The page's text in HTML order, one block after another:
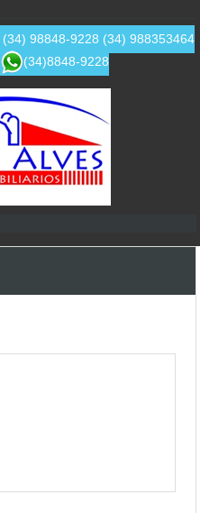
(34) 98848-9228 (34) 988353464
(34)8848-9228